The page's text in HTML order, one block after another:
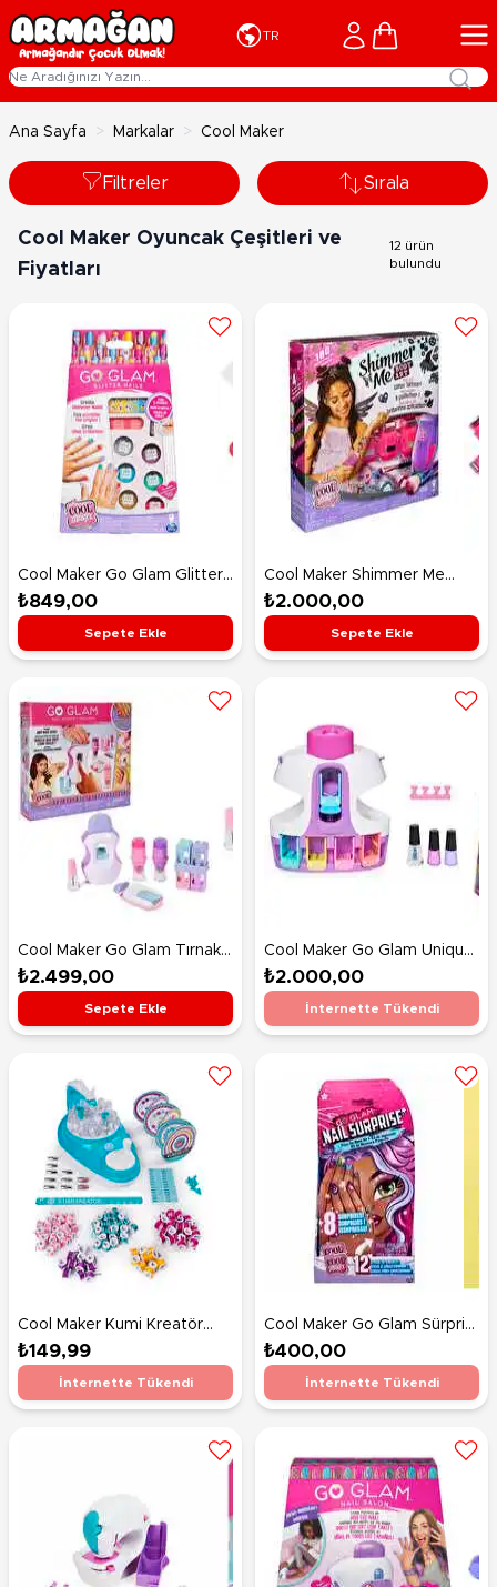
İçeriğe geç
TR Cart
Ana Sayfa > Markalar > Cool Maker
Filtreler Sırala
Cool Maker Oyuncak Çeşitleri ve
Fiyatları
12 ürün
bulundu
Cool Maker Go Glam Glitter
Nails
₺849,00
Sepete Ekle
Cool Maker Shimmer Me
Body Art Studio
₺2.000,00
Sepete Ekle
Cool Maker Go Glam Tırnak
Stüdyosu
₺2.499,00
Sepete Ekle
Cool Maker Go Glam Unique
Nail Salon
₺2.000,00
İnternette Tükendi
Cool Maker Kumi Kreatör
Bileklik Yapım Seti
₺149,99
İnternette Tükendi
Cool Maker Go Glam Sürpriz
Tırnak Seti
₺400,00
İnternette Tükendi